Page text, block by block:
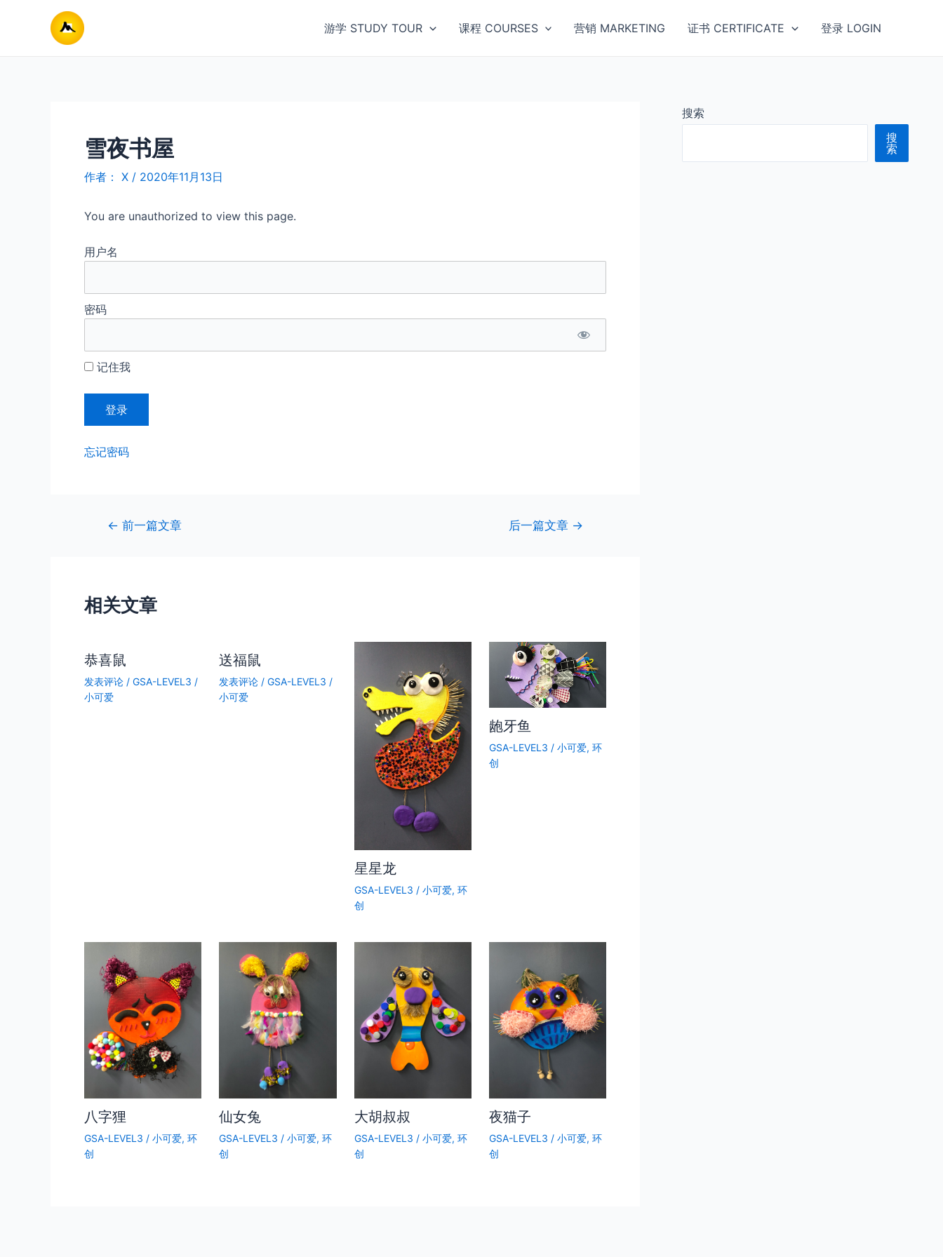
游学 STUDY TOUR 课程 COURSES 营销 MARKETING 证书 CERTIFICATE 登录 LOGIN
雪夜书屋
作者： X / 2020年11月13日
You are unauthorized to view this page.
用户名
密码
记住我
忘记密码
← 前一篇文章 后一篇文章 →
相关文章
恭喜鼠
发表评论 / GSA-LEVEL3 /
小可爱
送福鼠
发表评论 /GSA-LEVEL3 /
小可爱
星星龙
GSA-LEVEL3 / 小可爱, 环
创
龅牙鱼
GSA-LEVEL3 / 小可爱, 环
创
八字狸
GSA-LEVEL3 / 小可爱, 环
创
仙女兔
GSA-LEVEL3 /小可爱,环
创
大胡叔叔
GSA-LEVEL3 / 小可爱, 环
创
夜猫子
GSA-LEVEL3 / 小可爱, 环
创
搜索
搜
索